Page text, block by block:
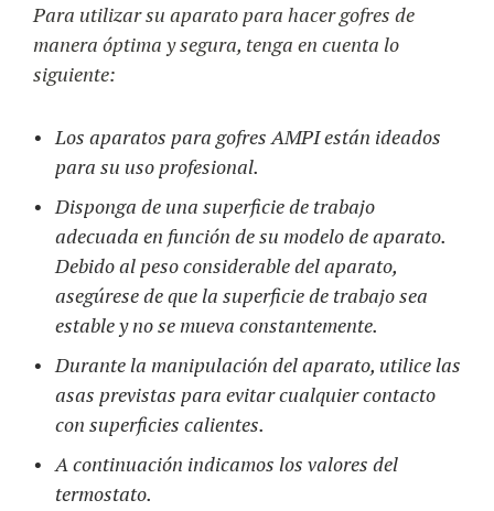
Accesorios
Para utilizar su aparato para hacer gofres de
manera óptima y segura, tenga en cuenta lo
siguiente:
Los aparatos para gofres AMPI están ideados
para su uso profesional.
Disponga de una superficie de trabajo
adecuada en función de su modelo de aparato.
Debido al peso considerable del aparato,
asegúrese de que la superficie de trabajo sea
estable y no se mueva constantemente.
Durante la manipulación del aparato, utilice las
asas previstas para evitar cualquier contacto
con superficies calientes.
A continuación indicamos los valores del
termostato.